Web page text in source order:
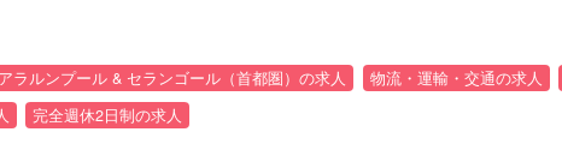
ラルンプール & セランゴール（首都圏）の求人
物流・運輸・交通の求人
完全週休2日制の求人